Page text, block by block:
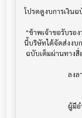
โปรดดูงบการเงิน
นี้บริษัทได้จัดส่งงบก